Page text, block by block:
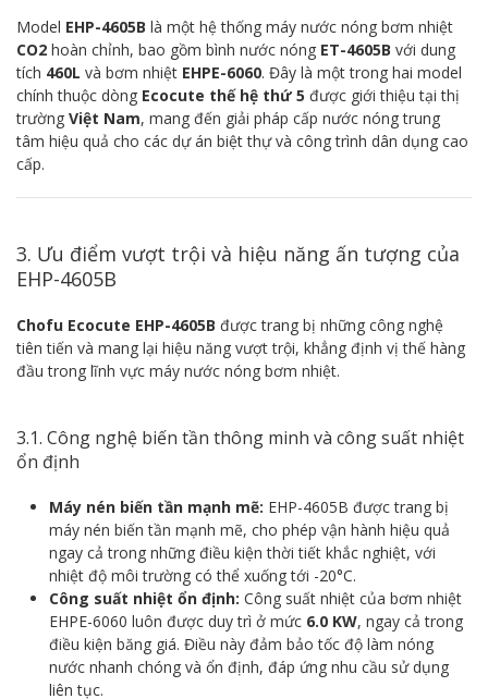
Model EHP-4605B là một hệ thống máy nước nóng bơm nhiệt
CO2 hoàn chỉnh, bao gồm bình nước nóng ET-4605B với dung
tích 460L và bơm nhiệt EHPE-6060. Đây là một trong hai model
chính thuộc dòng Ecocute thế hệ thứ 5 được giới thiệu tại thị
trường Việt Nam, mang đến giải pháp cấp nước nóng trung
tâm hiệu quả cho các dự án biệt thự và công trình dân dụng cao
cấp.
3. Ưu điểm vượt trội và hiệu năng ấn tượng của
EHP-4605B
Chofu Ecocute EHP-4605B được trang bị những công nghệ
tiên tiến và mang lại hiệu năng vượt trội, khẳng định vị thế hàng
đầu trong lĩnh vực máy nước nóng bơm nhiệt.
3.1. Công nghệ biến tần thông minh và công suất nhiệt
ổn định
Máy nén biến tần mạnh mẽ: EHP-4605B được trang bị
máy nén biến tần mạnh mẽ, cho phép vận hành hiệu quả
ngay cả trong những điều kiện thời tiết khắc nghiệt, với
nhiệt độ môi trường có thể xuống tới -20°C.
Công suất nhiệt ổn định: Công suất nhiệt của bơm nhiệt
EHPE-6060 luôn được duy trì ở mức 6.0 KW, ngay cả trong
điều kiện băng giá. Điều này đảm bảo tốc độ làm nóng
nước nhanh chóng và ổn định, đáp ứng nhu cầu sử dụng
liên tục.